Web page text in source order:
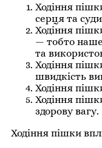
Ходіння
серця та
Ходіння
— тобто
та
Ходіння
швидкість
Ходіння
Ходіння
здорову вагу.
Ходіння пішки